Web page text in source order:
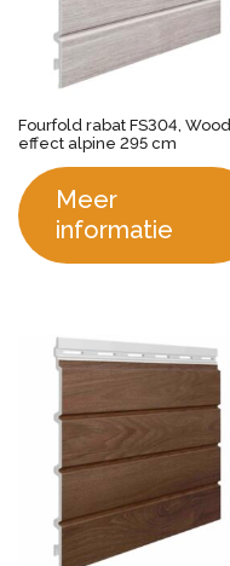
Fourfold rabat FS304, Wood
effect alpine 295 cm
Meer
informatie